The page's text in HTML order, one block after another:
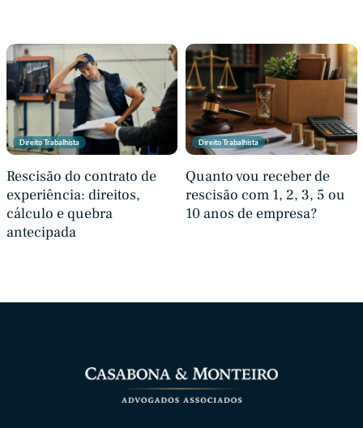
Direito Trabalhista
Rescisão do contrato de
experiência: direitos,
cálculo e quebra
antecipada
Direito Trabalhista
Quanto vou receber de
rescisão com 1, 2, 3, 5 ou
10 anos de empresa?